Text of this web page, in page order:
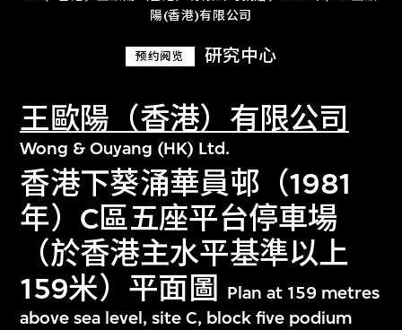
陽(香港)有限公司
预约阅览 研究中心
王歐陽（香港）有限公司
Wong & Ouyang (HK) Ltd.
香港下葵涌華員邨（1981
年）C區五座平台停車場
（於香港主水平基準以上
159米）平面圖
Plan at 159 metres
above sea level, site C, block five podium